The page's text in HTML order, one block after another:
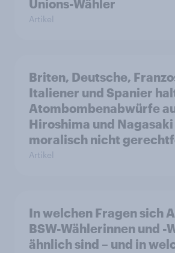
Unions-Wähler
Artikel
Briten, Deutsche,
Italiener und Spanier
Atombombenabwürfe
Hiroshima und
moralisch nicht
Artikel
In welchen Fragen sich
BSW-Wählerinnen und -
ähnlich sind – und in